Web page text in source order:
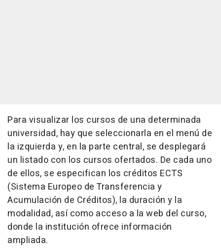
Para visualizar los cursos de una determinada
universidad, hay que seleccionarla en el menú de
la izquierda y, en la parte central, se desplegará
un listado con los cursos ofertados. De cada uno
de ellos, se especifican los créditos ECTS
(Sistema Europeo de Transferencia y
Acumulación de Créditos), la duración y la
modalidad, así como acceso a la web del curso,
donde la institución ofrece información
ampliada.